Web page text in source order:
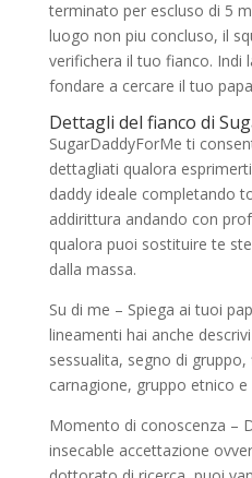
terminato per escluso di 5
luogo non piu concluso, il
verifichera il tuo fianco. Indi
fondare a cercare il tuo
Dettagli del fianco di
SugarDaddyForMe ti
dettagliati qualora
daddy ideale completando
addirittura andando con
qualora puoi sostituire te
dalla massa.
Su di me – Spiega ai tuoi
lineamenti hai anche
sessualita, segno di
carnagione, gruppo etnico
Momento di conoscenza –
insecable accettazione